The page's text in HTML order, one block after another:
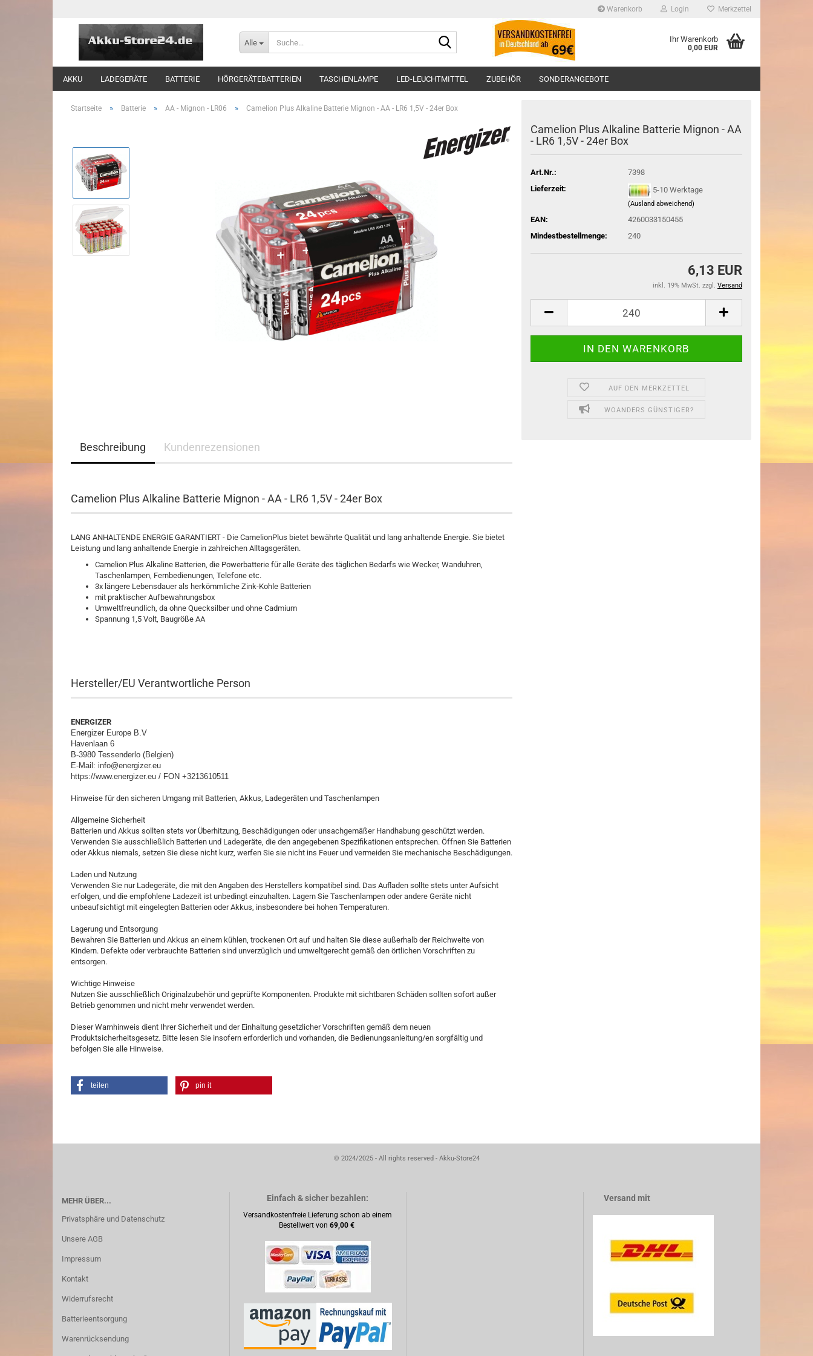
Warenkorb Login Merkzettel
Alle Ihr Warenkorb
0,00 EUR
AKKU LADEGERÄTE BATTERIE HÖRGERÄTEBATTERIEN TASCHENLAMPE LED-LEUCHTMITTEL ZUBEHÖR SONDERANGEBOTE
Startseite » Batterie » AA - Mignon - LR06 » Camelion Plus Alkaline Batterie Mignon - AA - LR6 1,5V - 24er Box
Camelion Plus Alkaline Batterie Mignon - AA
- LR6 1,5V - 24er Box
Art.Nr.:
7398
Lieferzeit:
5-10 Werktage
(Ausland abweichend)
EAN:
4260033150455
Mindestbestellmenge:
240
6,13 EUR
inkl. 19% MwSt. zzgl. Versand
AUF DEN MERKZETTEL
WOANDERS GÜNSTIGER?
Beschreibung Kundenrezensionen
Camelion Plus Alkaline Batterie Mignon - AA - LR6 1,5V - 24er Box
LANG ANHALTENDE ENERGIE GARANTIERT - Die CamelionPlus bietet bewährte Qualität und lang anhaltende Energie. Sie bietet
Leistung und lang anhaltende Energie in zahlreichen Alltagsgeräten.
Camelion Plus Alkaline Batterien, die Powerbatterie für alle Geräte des täglichen Bedarfs wie Wecker, Wanduhren,
Taschenlampen, Fernbedienungen, Telefone etc.
3x längere Lebensdauer als herkömmliche Zink-Kohle Batterien
mit praktischer Aufbewahrungsbox
Umweltfreundlich, da ohne Quecksilber und ohne Cadmium
Spannung 1,5 Volt, Baugröße AA
Hersteller/EU Verantwortliche Person
ENERGIZER
Energizer Europe B.V
Havenlaan 6
B-3980 Tessenderlo (Belgien)
E-Mail: info@energizer.eu
https://www.energizer.eu / FON +3213610511
Hinweise für den sicheren Umgang mit Batterien, Akkus, Ladegeräten und Taschenlampen
Allgemeine Sicherheit
Batterien und Akkus sollten stets vor Überhitzung, Beschädigungen oder unsachgemäßer Handhabung geschützt werden.
Verwenden Sie ausschließlich Batterien und Ladegeräte, die den angegebenen Spezifikationen entsprechen. Öffnen Sie Batterien
oder Akkus niemals, setzen Sie diese nicht kurz, werfen Sie sie nicht ins Feuer und vermeiden Sie mechanische Beschädigungen.
Laden und Nutzung
Verwenden Sie nur Ladegeräte, die mit den Angaben des Herstellers kompatibel sind. Das Aufladen sollte stets unter Aufsicht
erfolgen, und die empfohlene Ladezeit ist unbedingt einzuhalten. Lagern Sie Taschenlampen oder andere Geräte nicht
unbeaufsichtigt mit eingelegten Batterien oder Akkus, insbesondere bei hohen Temperaturen.
Lagerung und Entsorgung
Bewahren Sie Batterien und Akkus an einem kühlen, trockenen Ort auf und halten Sie diese außerhalb der Reichweite von
Kindern. Defekte oder verbrauchte Batterien sind unverzüglich und umweltgerecht gemäß den örtlichen Vorschriften zu
entsorgen.
Wichtige Hinweise
Nutzen Sie ausschließlich Originalzubehör und geprüfte Komponenten. Produkte mit sichtbaren Schäden sollten sofort außer
Betrieb genommen und nicht mehr verwendet werden.
Dieser Warnhinweis dient Ihrer Sicherheit und der Einhaltung gesetzlicher Vorschriften gemäß dem neuen
Produktsicherheitsgesetz. Bitte lesen Sie insofern erforderlich und vorhanden, die Bedienungsanleitung/en sorgfältig und
befolgen Sie alle Hinweise.
teilen pin it
© 2024/2025 - All rights reserved - Akku-Store24
MEHR ÜBER...
Privatsphäre und Datenschutz
Unsere AGB
Impressum
Kontakt
Widerrufsrecht
Batterieentsorgung
Warenrücksendung
Einfach & sicher bezahlen:
Versandkostenfreie Lieferung schon ab einem
Bestellwert von69,00 €
Versand mit